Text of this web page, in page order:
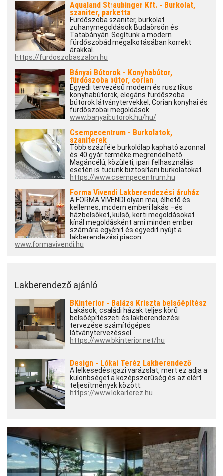
Aqualand Straubinger Kft. - Burkolat,
szaniter, parketta
Fürdőszoba szaniter, burkolat
zuhanymegoldások Budaörsön és
Tatabányán. Segítünk a modern
fürdőszobád megalkotásában korrekt
árakkal.
https://furdoszobaszalon.hu
Bányai Bútorok - Konyhabútor,
fürdőszoba bútor, corian
Egyedi tervezésű modern és rusztikus
konyhabútorok, elegáns fürdőszoba
bútorok látványtervekkel, Corian konyhai és
fürdőszobai megoldások.
www.banyaibutorok.hu/hu/
Csempecentrum - Burkolatok,
szaniterek
Több százféle burkolólap kapható azonnal
és 40 gyár terméke megrendelhető.
Magáncélú, közületi, ipari felhasználás
esetén is tudunk biztosítani burkolatokat.
https://www.csempecentrum.hu
Forma Vivendi Lakberendezési áruház
A FORMA VIVENDI olyan mai, élhető és
kellemes, modern emberi lakás –és
házbelsőket, külső, kerti megoldásokat
kínál megoldásként ami minden ember
számára egyénit és egyedit nyújt a
lakberendezési piacon.
www.formavivendi.hu
Lakberendező ajánló
BKinterior - Balázs Kriszta belsőépítész
Lakások, családi házak teljes körű
belsőépítészeti és lakberendezési
tervezése számítógépes
látványtervezéssel.
https://www.bkinterior.net/hu
Design - Lókai Teréz Lakberendező
A lelkesedés igazi varázslat, mert ez adja a
különbséget a középszerűség és az elért
teljesítmények között.
https://www.lokaiterez.hu